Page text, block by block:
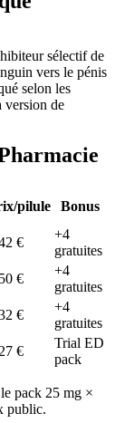
sélectif de
vers le pénis
selon les
version de
pilule Bonus
€
+4
gratuites
€
+4
gratuites
€
+4
gratuites
€
Trial ED
pack
pack 25 mg ×
public.